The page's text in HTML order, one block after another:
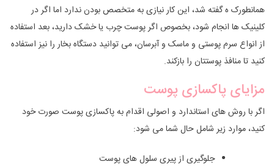
همانطورک ه گفته شد، این کار نیازی به متخصص بودن ندارد اما اگر در
کلینیک ها انجام شود، بخصوص اگر پوست چرب یا خشک دارید، بعد استفاده
از انواع سرم پوستی و ماسک و آبرسان، می توانید دستگاه بخار را نیز استفاده
کنید تا منافذ پوستتان را بازکند.
مزایای پاکسازی پوست
اگر با روش های استاندارد و اصولی اقدام به پاکسازی پوست صورت خود
کنید، موارد زیر شامل حال شما می شود:
جلوگیری از پیری سلول های پوست